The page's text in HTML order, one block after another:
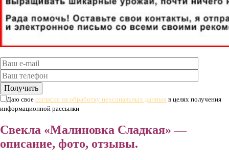
Даю свое согласие на обработку персональных данных в целях получения
информационной рассылки
Свекла «Малиновка Сладкая» —
описание, фото, отзывы.